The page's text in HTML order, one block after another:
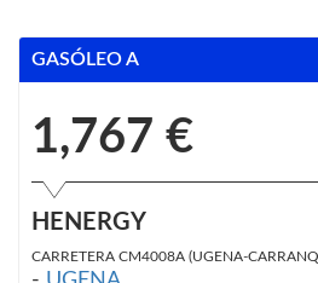
GASÓLEO A
1,767 €
HENERGY
CARRETERA CM4008A (UGENA-